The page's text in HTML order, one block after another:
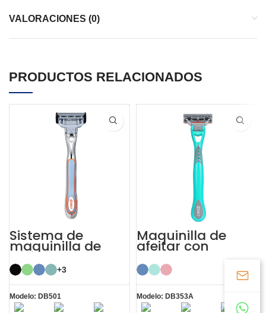
VALORACIONES (0)
PRODUCTOS RELACIONADOS
Sistema de
maquinilla de
afeitar para
hombre Regal
Silver Blue de 5
capas y 5 hojas
+3
Modelo: DB501
Maquinilla de
afeitar con
mango de goma
ABS de triple hoja
con 3 cuchillas
Modelo: DB353A